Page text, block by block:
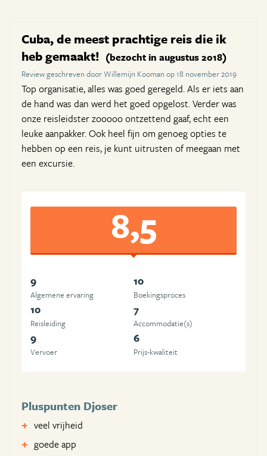
Cuba, de meest prachtige reis die ik
heb gemaakt! (bezocht in augustus 2018)
Review geschreven door Willemijn Kooman op 18 november 2019
Top organisatie, alles was goed geregeld. Als er iets aan
de hand was dan werd het goed opgelost. Verder was
onze reisleidster zooooo ontzettend gaaf, echt een
leuke aanpakker. Ook heel fijn om genoeg opties te
hebben op een reis, je kunt uitrusten of meegaan met
een excursie.
8,5
9
Algemene ervaring
10
Boekingsproces
10
Reisleiding
7
Accommodatie(s)
9
Vervoer
6
Prijs-kwaliteit
Pluspunten Djoser
veel vrijheid
goede app